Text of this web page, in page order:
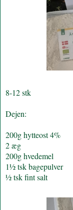
8-12 stk
Dejen:
200g hytteost 4%
2 æg
200g hvedemel
1½ tsk bagepulver
½ tsk fint salt